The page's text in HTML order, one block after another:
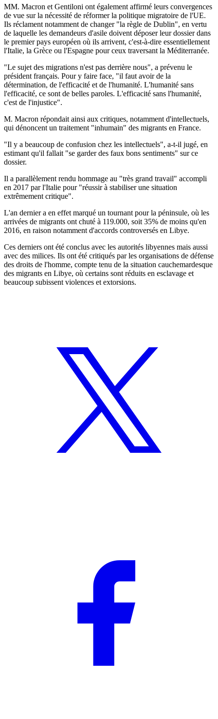
MM. Macron et Gentiloni ont également affirmé leurs convergences
de vue sur la nécessité de réformer la politique migratoire de l'UE.
Ils réclament notamment de changer "la règle de Dublin", en vertu
de laquelle les demandeurs d'asile doivent déposer leur dossier dans
le premier pays européen où ils arrivent, c'est-à-dire essentiellement
l'Italie, la Grèce ou l'Espagne pour ceux traversant la Méditerranée.
"Le sujet des migrations n'est pas derrière nous", a prévenu le
président français. Pour y faire face, "il faut avoir de la
détermination, de l'efficacité et de l'humanité. L'humanité sans
l'efficacité, ce sont de belles paroles. L'efficacité sans l'humanité,
c'est de l'injustice".
M. Macron répondait ainsi aux critiques, notamment d'intellectuels,
qui dénoncent un traitement "inhumain" des migrants en France.
"Il y a beaucoup de confusion chez les intellectuels", a-t-il jugé, en
estimant qu'il fallait "se garder des faux bons sentiments" sur ce
dossier.
Il a parallèlement rendu hommage au "très grand travail" accompli
en 2017 par l'Italie pour "réussir à stabiliser une situation
extrêmement critique".
L'an dernier a en effet marqué un tournant pour la péninsule, où les
arrivées de migrants ont chuté à 119.000, soit 35% de moins qu'en
2016, en raison notamment d'accords controversés en Libye.
Ces derniers ont été conclus avec les autorités libyennes mais aussi
avec des milices. Ils ont été critiqués par les organisations de défense
des droits de l'homme, compte tenu de la situation cauchemardesque
des migrants en Libye, où certains sont réduits en esclavage et
beaucoup subissent violences et extorsions.